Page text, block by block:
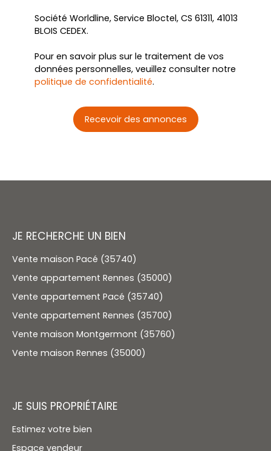
Société Worldline, Service Bloctel, CS 61311, 41013
BLOIS CEDEX.
Pour en savoir plus sur le traitement de vos
données personnelles, veuillez consulter notre
politique de confidentialité.
Recevoir des annonces
JE RECHERCHE UN BIEN
Vente maison Pacé (35740)
Vente appartement Rennes (35000)
Vente appartement Pacé (35740)
Vente appartement Rennes (35700)
Vente maison Montgermont (35760)
Vente maison Rennes (35000)
JE SUIS PROPRIÉTAIRE
Estimez votre bien
Espace vendeur